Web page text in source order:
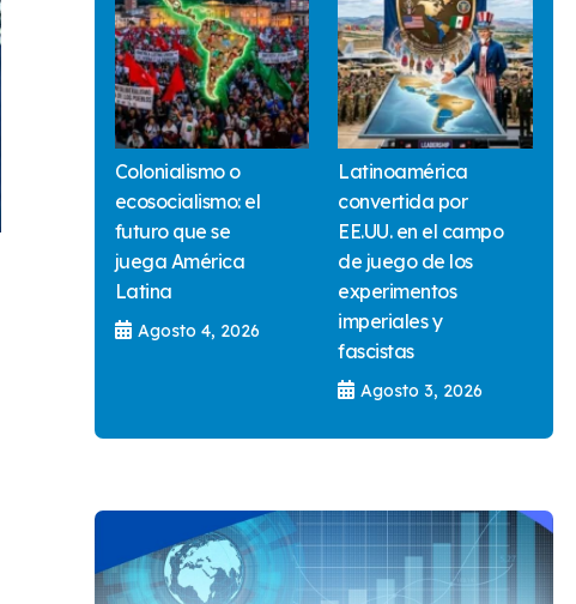
Colonialismo o
ecosocialismo: el
futuro que se
juega América
Latina
Agosto 4, 2026
Latinoamérica
convertida por
EE.UU. en el campo
de juego de los
experimentos
imperiales y
fascistas
Agosto 3, 2026